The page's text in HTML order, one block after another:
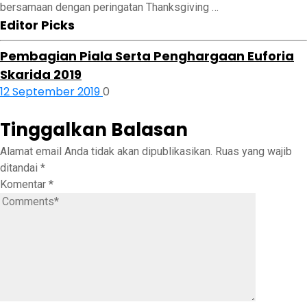
bersamaan dengan peringatan Thanksgiving …
Editor Picks
Pembagian Piala Serta Penghargaan Euforia
Skarida 2019
12 September 20190
Tinggalkan Balasan
Alamat email Anda tidak akan dipublikasikan. Ruas yang wajib
ditandai *
Komentar *